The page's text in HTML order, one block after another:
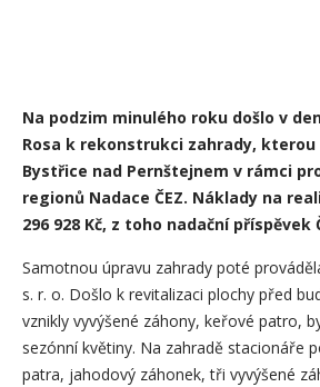
Na podzim minulého roku došlo v
Rosa k rekonstrukci zahrady,
Bystřice nad Pernštejnem v rámci
regionů Nadace ČEZ. Náklady na
296 928 Kč, z toho nadační příspěvek
Samotnou úpravu zahrady poté
s. r. o. Došlo k revitalizaci plochy před
vznikly vyvýšené záhony, keřové patro,
sezónní květiny. Na zahradě stacionáře
patra, jahodový záhonek, tři vyvýšené